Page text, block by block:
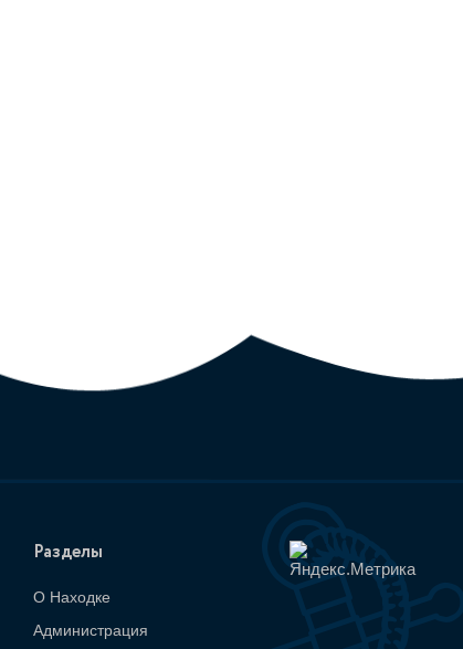
Разделы
О Находке
Администрация